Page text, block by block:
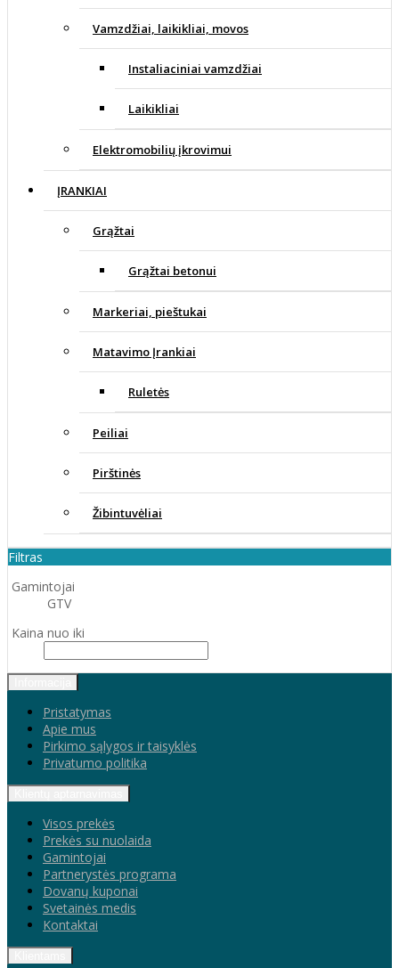
Vamzdžiai, laikikliai, movos
Instaliaciniai vamzdžiai
Laikikliai
Elektromobilių įkrovimui
ĮRANKIAI
Grąžtai
Grąžtai betonui
Markeriai, pieštukai
Matavimo Įrankiai
Ruletės
Peiliai
Pirštinės
Žibintuvėliai
Filtras
Gamintojai
GTV
Kaina nuo iki
Pristatymas
Apie mus
Pirkimo sąlygos ir taisyklės
Privatumo politika
Visos prekės
Prekės su nuolaida
Gamintojai
Partnerystės programa
Dovanų kuponai
Svetainės medis
Kontaktai